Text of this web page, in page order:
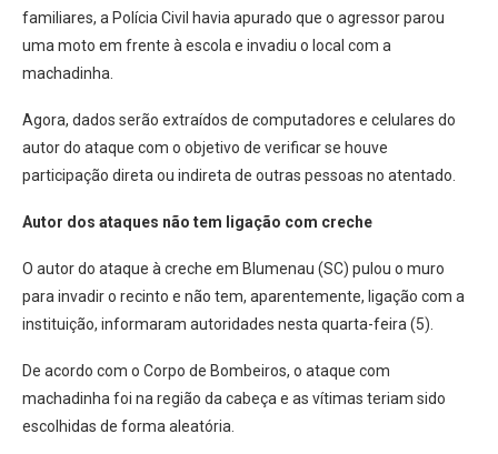
familiares, a Polícia Civil havia apurado que o agressor parou
uma moto em frente à escola e invadiu o local com a
machadinha.
Agora, dados serão extraídos de computadores e celulares do
autor do ataque com o objetivo de verificar se houve
participação direta ou indireta de outras pessoas no atentado.
Autor dos ataques não tem ligação com creche
O autor do ataque à creche em Blumenau (SC) pulou o muro
para invadir o recinto e não tem, aparentemente, ligação com a
instituição, informaram autoridades nesta quarta-feira (5).
De acordo com o Corpo de Bombeiros, o ataque com
machadinha foi na região da cabeça e as vítimas teriam sido
escolhidas de forma aleatória.